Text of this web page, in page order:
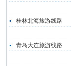
桂林北海旅游线路
青岛大连旅游线路